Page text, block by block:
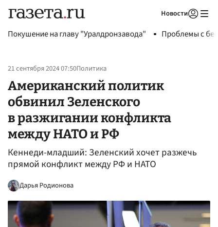
Новости
Покушение на главу "Уралдронзавода" Проблемы с
21 сентября 2024 07:50Политика
Американский политик
обвинил Зеленского
в разжигании конфликта
между НАТО и РФ
Кеннеди-младший: Зеленский хочет разжечь
прямой конфликт между РФ и НАТО
Дарья Родионова